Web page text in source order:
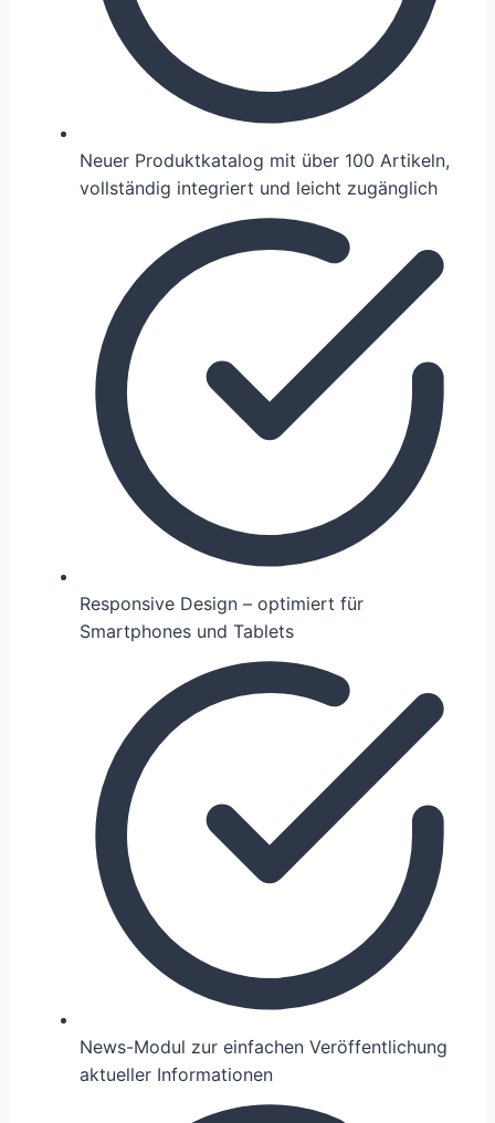
Neuer Produktkatalog mit über 100 Artikeln,
vollständig integriert und leicht zugänglich
Responsive Design – optimiert für
Smartphones und Tablets
News-Modul zur einfachen Veröffentlichung
aktueller Informationen